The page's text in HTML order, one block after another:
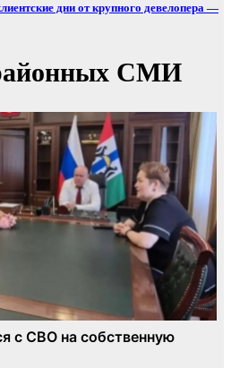
дни от крупного девелопера —